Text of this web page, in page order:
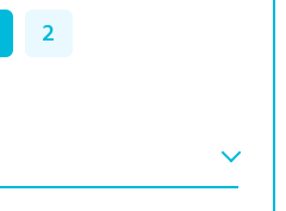
2